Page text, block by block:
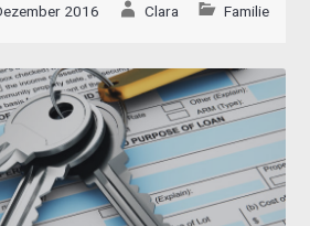
2016 Clara Familie